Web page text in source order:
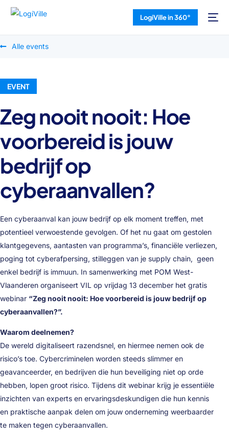
LogiVille in 360°
Alle events
EVENT
Zeg nooit nooit: Hoe
voorbereid is jouw
bedrijf op
cyberaanvallen?
Een cyberaanval kan jouw bedrijf op elk moment treffen, met
potentieel verwoestende gevolgen. Of het nu gaat om gestolen
klantgegevens, aantasten van programma’s, financiële verliezen,
poging tot cyberafpersing, stilleggen van je supply chain, geen
enkel bedrijf is immuun. In samenwerking met POM West-
Vlaanderen organiseert VIL op vrijdag 13 december het gratis
webinar “Zeg nooit nooit: Hoe voorbereid is jouw bedrijf op
cyberaanvallen?”.
Waarom deelnemen?
De wereld digitaliseert razendsnel, en hiermee nemen ook de
risico’s toe. Cybercriminelen worden steeds slimmer en
geavanceerder, en bedrijven die hun beveiliging niet op orde
hebben, lopen groot risico. Tijdens dit webinar krijg je essentiële
inzichten van experts en ervaringsdeskundigen die hun kennis
en praktische aanpak delen om jouw onderneming weerbaarder
te maken tegen cyberaanvallen.